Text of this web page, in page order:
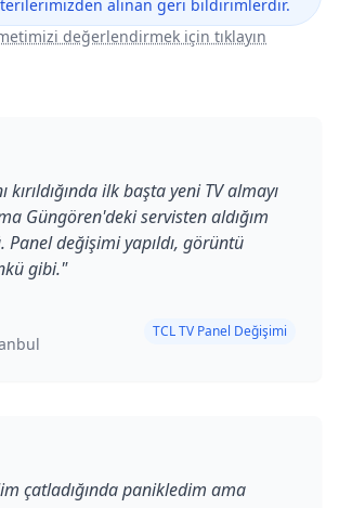
alınan geri bildirimlerdir.
değerlendirmek için tıklayın
kırıldığında ilk başta yeni TV almayı
Güngören'deki servisten aldığım
değişimi yapıldı, görüntü
gibi."
TCL TV Panel Değişimi
çatladığında panikledim ama